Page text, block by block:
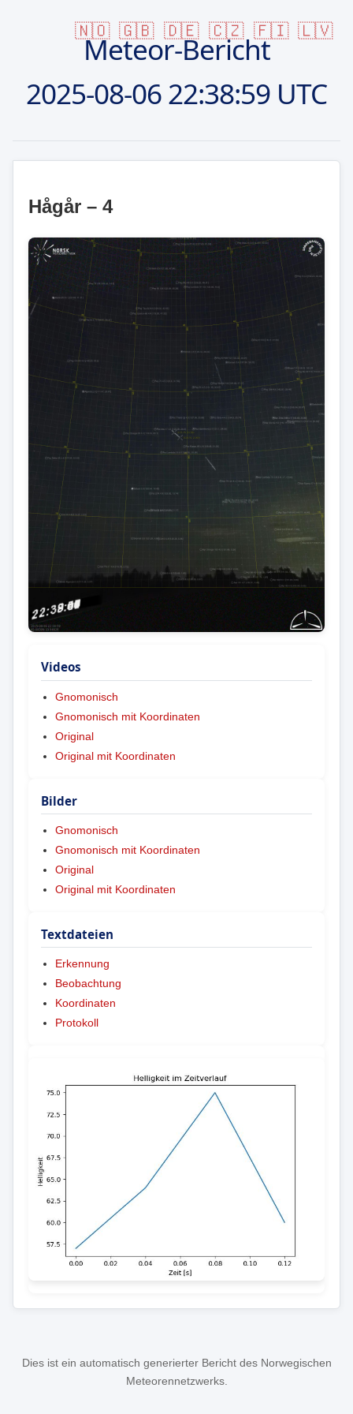
🇳🇴 🇬🇧 🇩🇪 🇨🇿 🇫🇮 🇱🇻
Meteor-Bericht
2025-08-0622:38:59 UTC
Hågår – 4
Videos
Gnomonisch
Gnomonisch mit Koordinaten
Original
Original mit Koordinaten
Bilder
Gnomonisch
Gnomonisch mit Koordinaten
Original
Original mit Koordinaten
Textdateien
Erkennung
Beobachtung
Koordinaten
Protokoll
Dies ist ein automatisch generierter Bericht des Norwegischen
Meteorennetzwerks.